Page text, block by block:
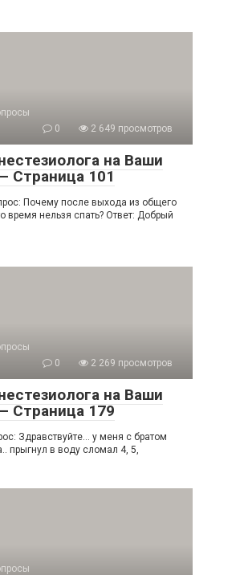
0
2 649 просмотров
на Ваши
Страница 101
Почему после выхода из общего
время нельзя спать? Ответ: Добрый
0
2 269 просмотров
на Ваши
Страница 179
Здравствуйте… у меня с братом
прыгнул в воду сломал 4, 5,